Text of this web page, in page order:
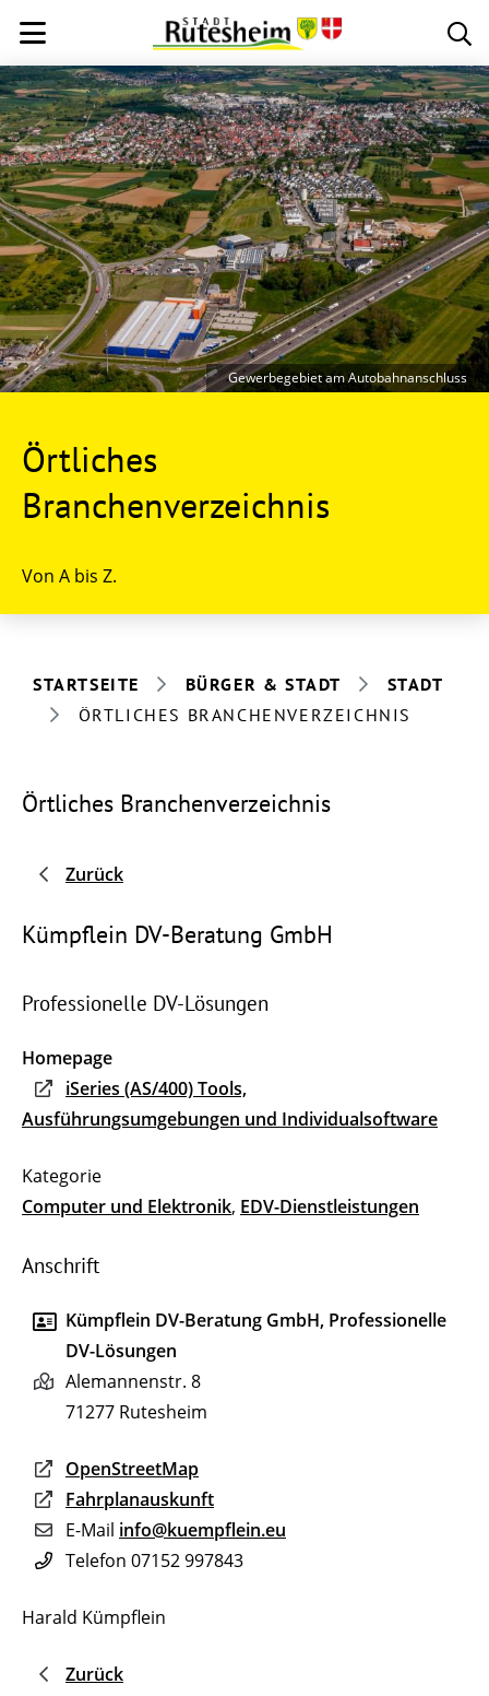
Örtliches
Branchenverzeichnis
Von A bis Z.
Gewerbegebiet am Autobahnanschluss
STARTSEITE BÜRGER & STADT
STADT
ÖRTLICHES BRANCHENVERZEICHNIS
Örtliches Branchenverzeichnis
Zurück
Kümpflein DV-Beratung GmbH
Professionelle DV-Lösungen
Homepage
iSeries (AS/400) Tools,
Ausführungsumgebungen und Individualsoftware
Computer und Elektronik, EDV-Dienstleistungen
Anschrift
Kümpflein DV-Beratung GmbH, Professionelle
DV-Lösungen
Alemannenstr. 8
71277 Rutesheim
OpenStreetMap
Fahrplanauskunft
E-Mail info@kuempflein.eu
Telefon 07152 997843
Harald Kümpflein
Zurück